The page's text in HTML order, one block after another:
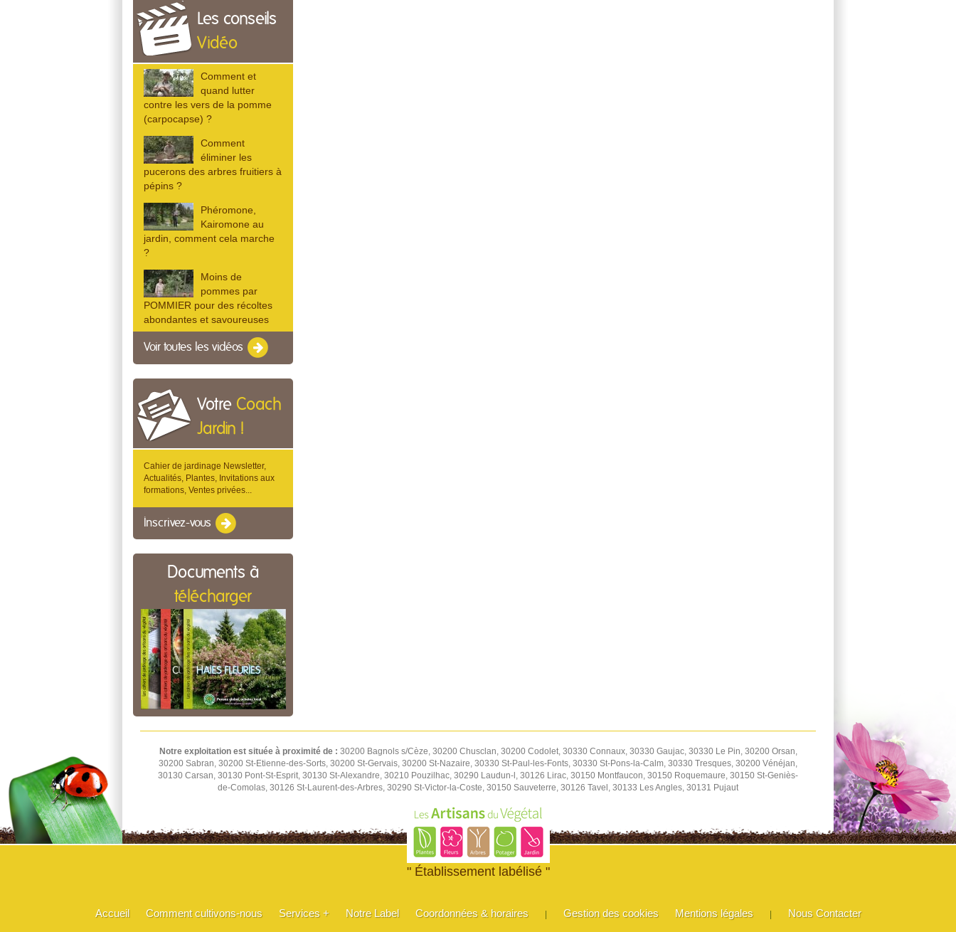
Les conseils
Vidéo
Comment et
quand lutter
contre les vers de la pomme
(carpocapse) ?
Comment
éliminer les
pucerons des arbres fruitiers à
pépins ?
Phéromone,
Kairomone au
jardin, comment cela marche
?
Moins de
pommes par
POMMIER pour des récoltes
abondantes et savoureuses
Voir toutes les vidéos
Votre Coach
Jardin !
Cahier de jardinage Newsletter,
Actualités, Plantes, Invitations aux
formations, Ventes privées...
Inscrivez-vous
Documents à
télécharger
Notre exploitation est située à proximité de : 30200 Bagnols s/Cèze, 30200 Chusclan, 30200 Codolet, 30330 Connaux, 30330 Gaujac, 30330 Le Pin, 30200 Orsan,
30200 Sabran, 30200 St-Etienne-des-Sorts, 30200 St-Gervais, 30200 St-Nazaire, 30330 St-Paul-les-Fonts, 30330 St-Pons-la-Calm, 30330 Tresques, 30200 Vénéjan,
30130 Carsan, 30130 Pont-St-Esprit, 30130 St-Alexandre, 30210 Pouzilhac, 30290 Laudun-l, 30126 Lirac, 30150 Montfaucon, 30150 Roquemaure, 30150 St-Geniès-
de-Comolas, 30126 St-Laurent-des-Arbres, 30290 St-Victor-la-Coste, 30150 Sauveterre, 30126 Tavel, 30133 Les Angles, 30131 Pujaut
" Établissement labélisé "
Accueil Comment cultivons-nous Services + Notre Label Coordonnées & horaires Gestion des cookies Mentions légales Nous Contacter